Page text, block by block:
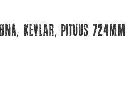
KEVLAR, pituus 724mm